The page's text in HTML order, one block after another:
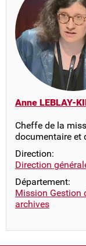
Anne LEBLAY-
Cheffe de la
documentaire et
Direction:
Direction
Département:
Mission Gestion
archives